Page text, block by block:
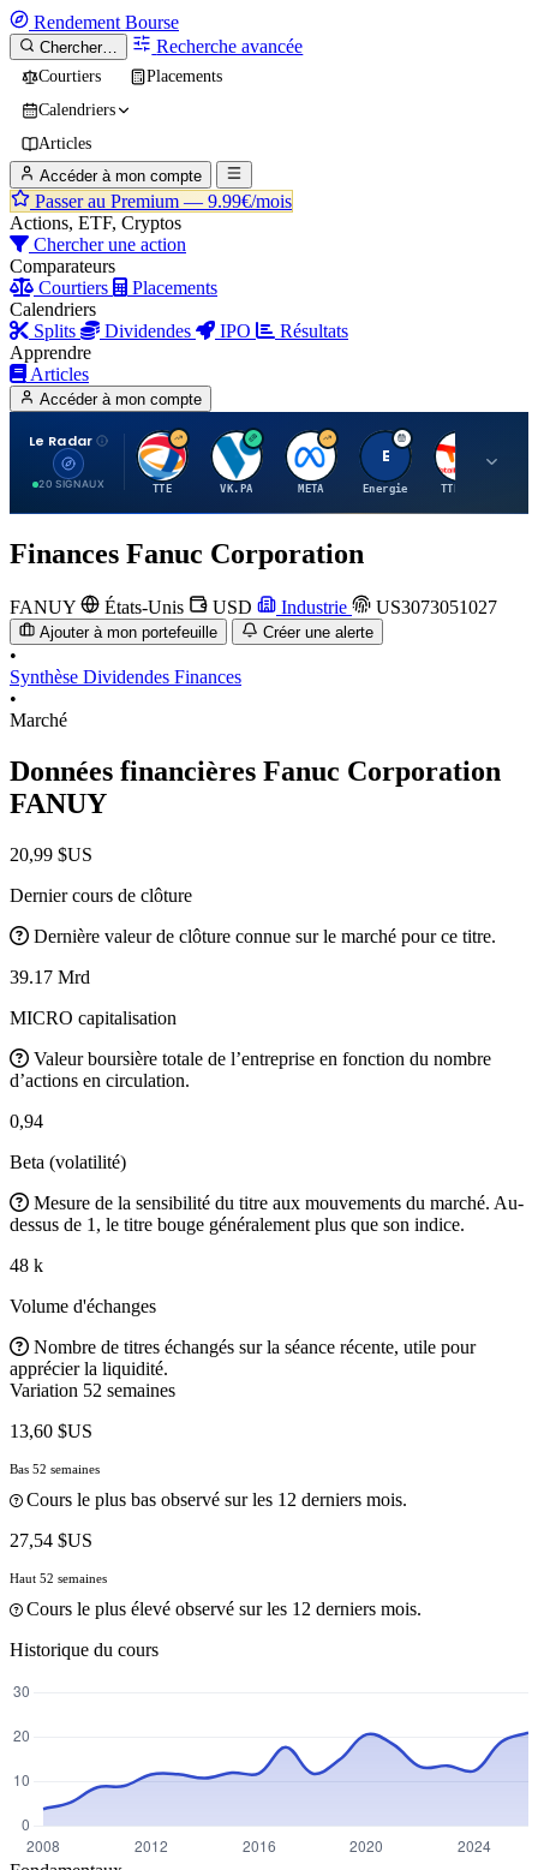
Rendement Bourse
Chercher… Recherche avancée
Courtiers
Placements
Calendriers
Articles
Accéder à mon compte
Passer au Premium — 9.99€/mois
Actions, ETF, Cryptos
Chercher une action
Comparateurs
Courtiers
Placements
Calendriers
Splits
Dividendes IPO
Résultats
Apprendre
Articles
Accéder à mon compte
Le Radar
20 SIGNAUX
T
TTE
V
VK.PA
M
META
E
Energie
T
TTE.PA
Finances Fanuc Corporation
FANUY États-Unis USD Industrie US3073051027
Ajouter à mon portefeuille Créer une alerte
•
Synthèse Dividendes Finances
•
Marché
Données financières Fanuc Corporation
FANUY
20,99 $US
Dernier cours de clôture
Dernière valeur de clôture connue sur le marché pour ce titre.
39.17 Mrd
MICRO capitalisation
Valeur boursière totale de l’entreprise en fonction du nombre
d’actions en circulation.
0,94
Beta (volatilité)
Mesure de la sensibilité du titre aux mouvements du marché. Au-
dessus de 1, le titre bouge généralement plus que son indice.
48 k
Volume d'échanges
Nombre de titres échangés sur la séance récente, utile pour
apprécier la liquidité.
Variation 52 semaines
13,60 $US
Bas 52 semaines
Cours le plus bas observé sur les 12 derniers mois.
27,54 $US
Haut 52 semaines
Cours le plus élevé observé sur les 12 derniers mois.
Historique du cours